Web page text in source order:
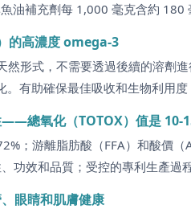
油補充劑每 1,000 毫克含約 180
的高濃度 omega-3
然形式，不需要透過後續的溶劑
有助確保最佳吸收和生物利用
總氧化（TOTOX）值是 10-
；游離脂肪酸（FFA）和酸價
功效和品質；受控的專利生產過
眼睛和肌膚健康